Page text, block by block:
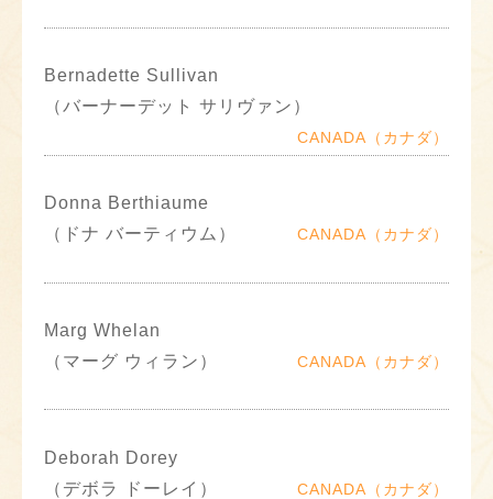
Bernadette Sullivan
（バーナーデット サリヴァン）
CANADA（カナダ）
Donna Berthiaume
（ドナ バーティウム）
CANADA（カナダ）
Marg Whelan
（マーグ ウィラン）
CANADA（カナダ）
Deborah Dorey
（デボラ ドーレイ）
CANADA（カナダ）